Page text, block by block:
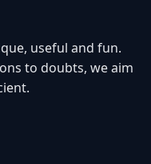
useful and fun.
to doubts, we aim